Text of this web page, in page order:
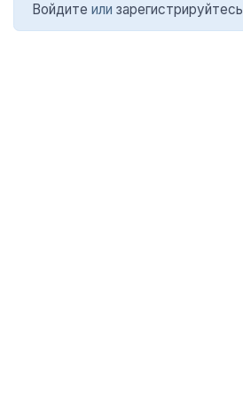
Войдите или зарегистрируйтесь